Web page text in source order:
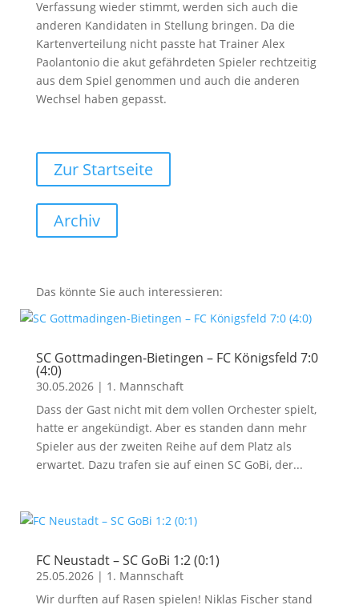
Verfassung wieder stimmt, werden sich auch die
anderen Kandidaten in Stellung bringen. Da die
Kartenverteilung nicht passte hat Trainer Alex
Paolantonio die akut gefährdeten Spieler rechtzeitig
aus dem Spiel genommen und auch die anderen
Wechsel haben gepasst.
Zur Startseite
Archiv
Das könnte Sie auch interessieren:
SC Gottmadingen-Bietingen – FC Königsfeld 7:0
(4:0)
30.05.2026| 1. Mannschaft
Dass der Gast nicht mit dem vollen Orchester spielt,
hatte er angekündigt. Aber es standen dann mehr
Spieler aus der zweiten Reihe auf dem Platz als
erwartet. Dazu trafen sie auf einen SC GoBi, der...
FC Neustadt – SC GoBi 1:2 (0:1)
25.05.2026| 1. Mannschaft
Wir durften auf Rasen spielen! Niklas Fischer stand